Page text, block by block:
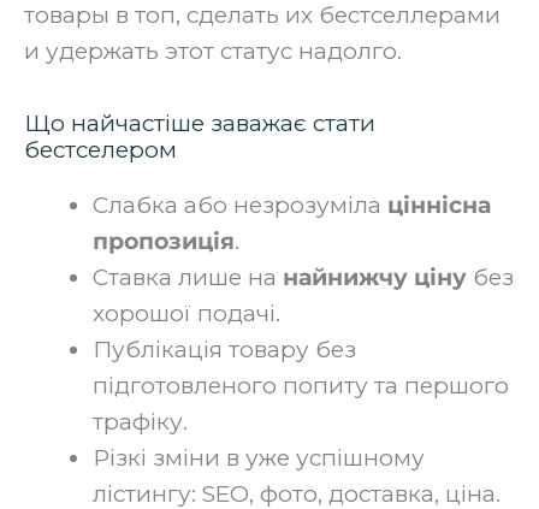
товары в топ, сделать их бестселлерами
и удержать этот статус надолго.
Що найчастіше заважає стати
бестселером
Слабка або незрозуміла ціннісна
пропозиція.
Ставка лише на найнижчу ціну без
хорошої подачі.
Публікація товару без
підготовленого попиту та першого
трафіку.
Різкі зміни в уже успішному
лістингу: SEO, фото, доставка, ціна.